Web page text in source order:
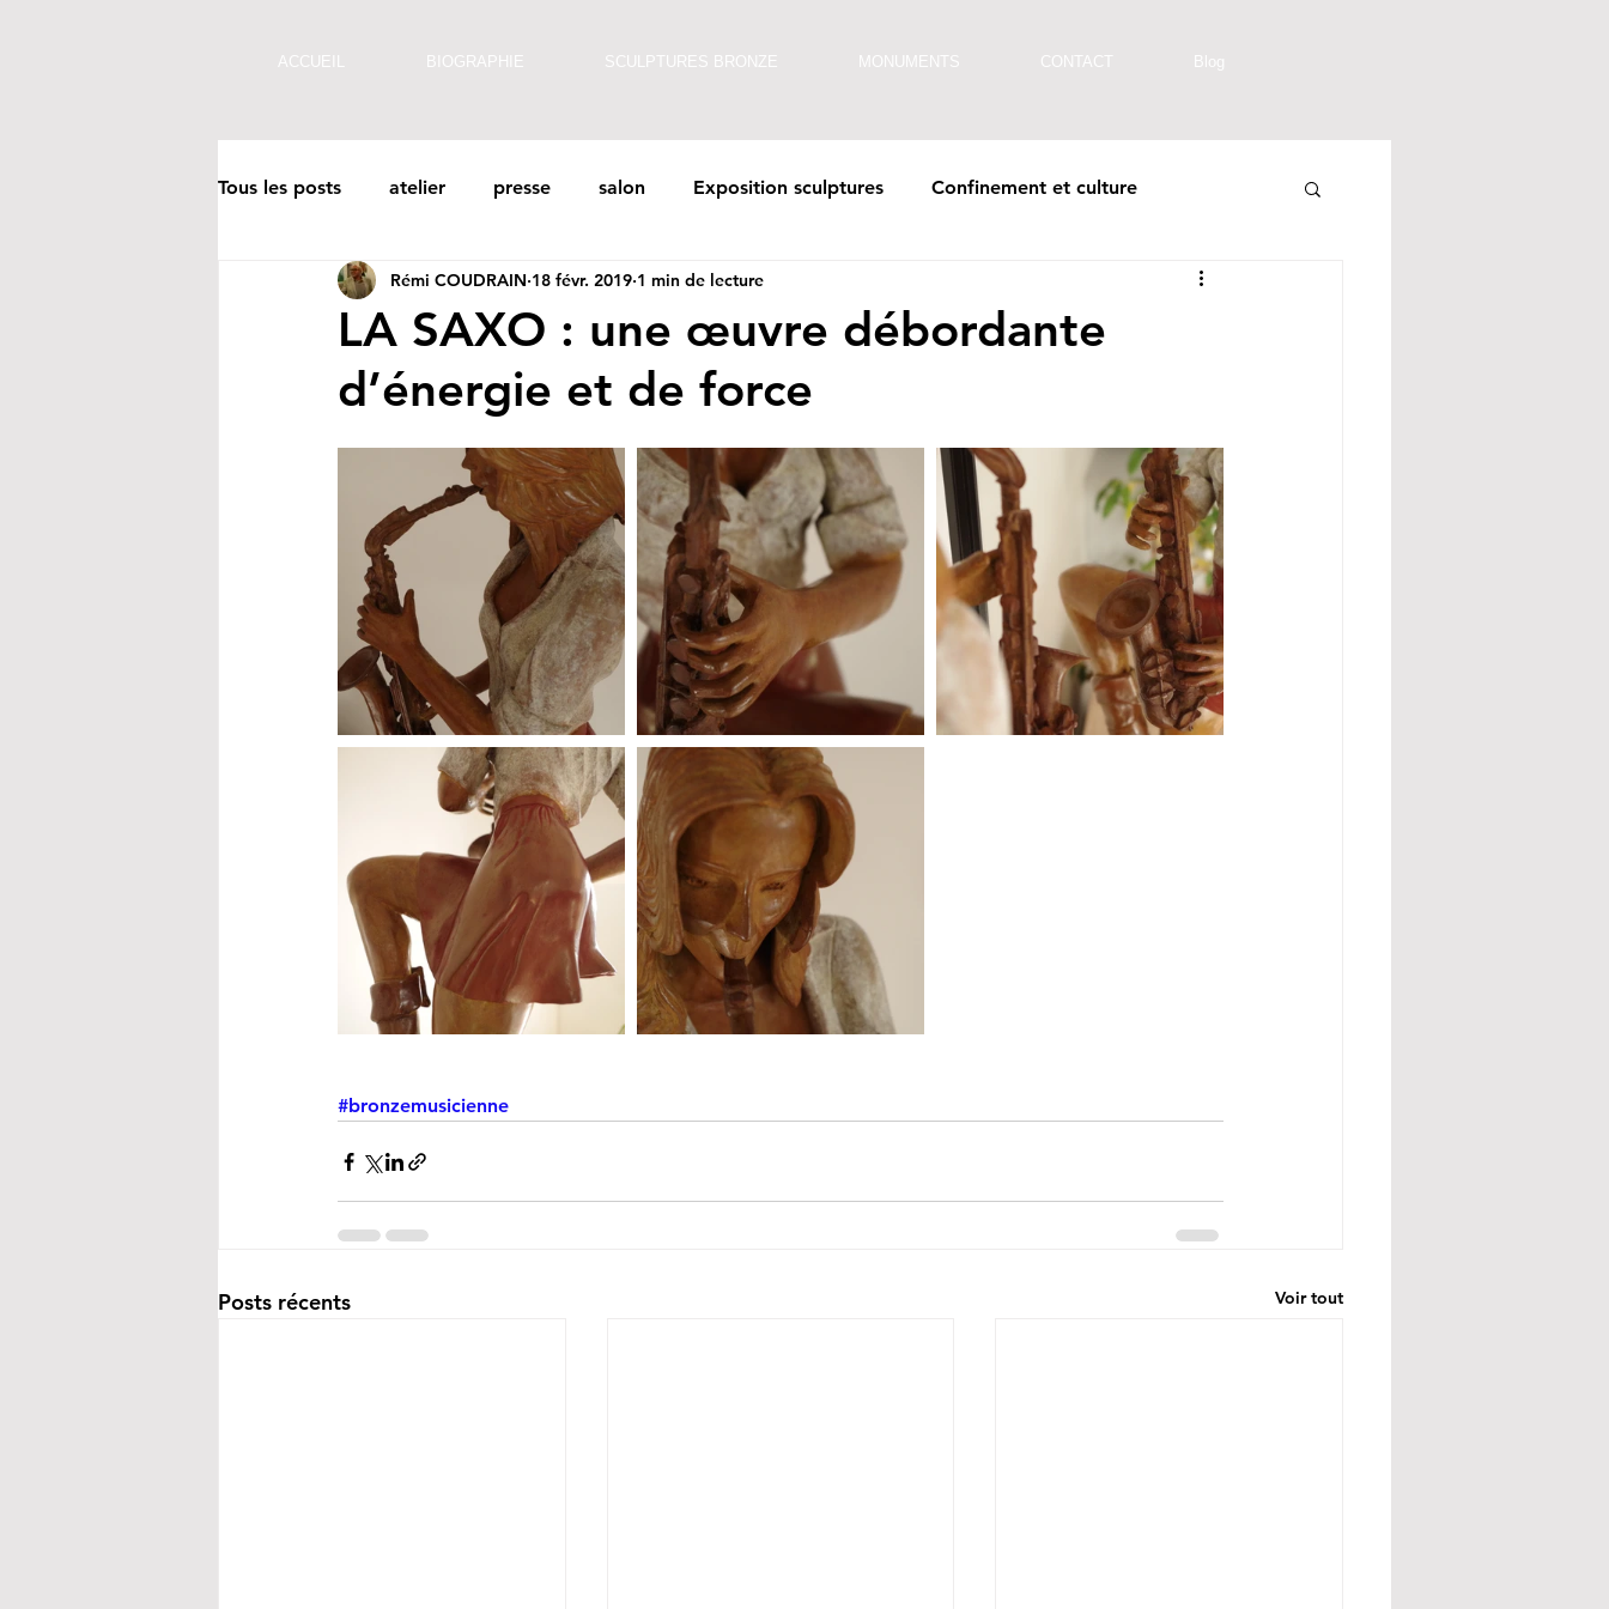
ACCUEIL BIOGRAPHIE SCULPTURES BRONZE MONUMENTS CONTACT Blog
Tous les posts atelier presse salon Exposition sculptures Confinement et culture
Monuments Photos en extérieur Blog
LA SAXO : une œuvre débordante
d’énergie et de force
Rémi COUDRAIN 18 févr. 2019 1 min de lecture
#bronzemusicienne
Posts récents Voir tout